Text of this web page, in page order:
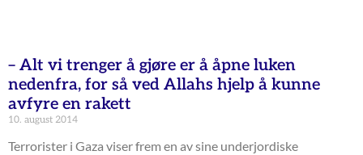
– Alt vi trenger å gjøre er å åpne luken
nedenfra, for så ved Allahs hjelp å kunne
avfyre en rakett
10. august 2014
Terrorister i Gaza viser frem en av sine underjordiske